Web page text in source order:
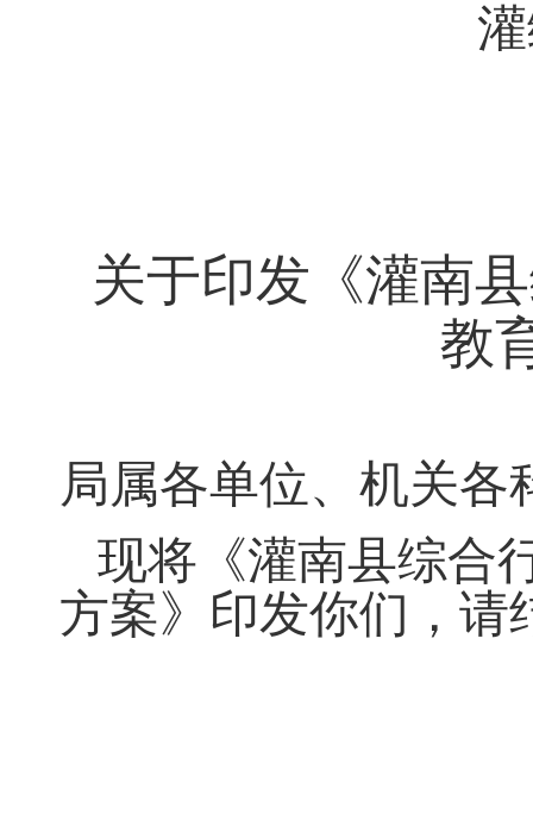
关于印发《灌南
教
局属各单位、机关各
现将《灌南县综合
方案》印发你们 ， 请